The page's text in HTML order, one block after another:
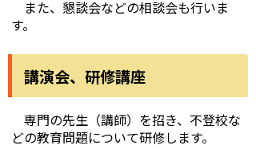
また、懇談会などの相談会も行いま
す。
講演会、研修講座
専門の先生（講師）を招き、不登校な
どの教育問題について研修します。